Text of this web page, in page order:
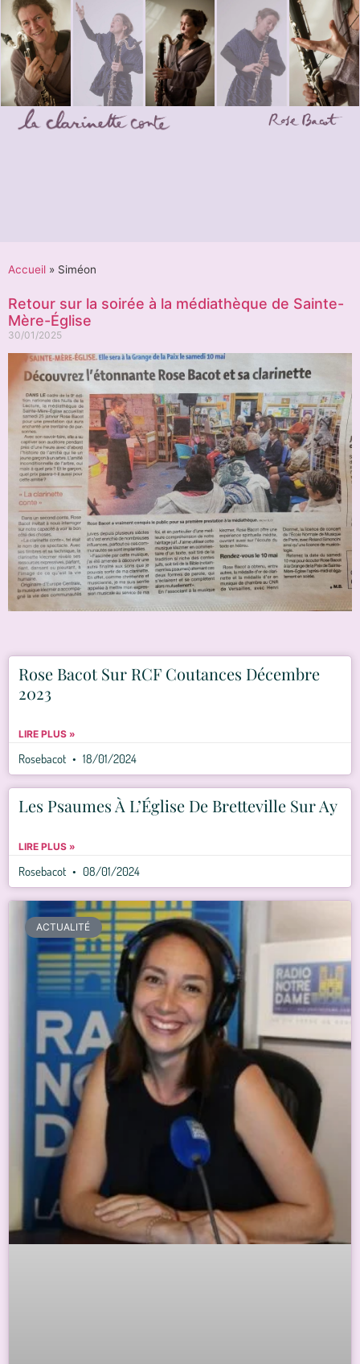
Accueil » Siméon
Retour sur la soirée à la médiathèque de Sainte-
Mère-Église
30/01/2025
Rose Bacot Sur RCF Coutances Décembre
2023
LIRE PLUS »
Rosebacot 18/01/2024
Les Psaumes À L’Église De Bretteville Sur Ay
LIRE PLUS »
Rosebacot 08/01/2024
ACTUALITÉ